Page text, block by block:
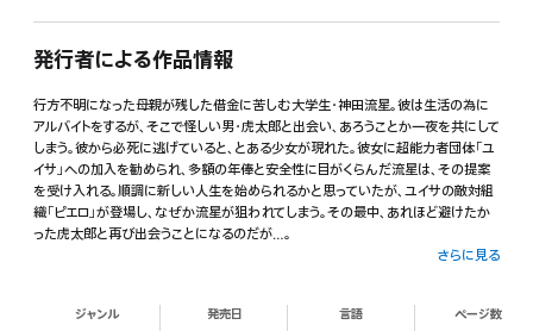
発行者による作品情報
行方不明になった母親が残した借金に苦しむ大学生・神田流星。彼は生活の為に
アルバイトをするが、そこで怪しい男・虎太郎と出会い、あろうことか一夜を共にして
しまう。彼から必死に逃げていると、とある少女が現れた。彼女に超能力者団体「ユ
イサ」への加入を勧められ、多額の年俸と安全性に目がくらんだ流星は、その提案
を受け入れる。順調に新しい人生を始められるかと思っていたが、ユイサの敵対組
織「ピエロ」が登場し、なぜか流星が狙われてしまう。その最中、あれほど避けたか
った虎太郎と再び出会うことになるのだが…。
さらに見る
ジャンル 発売日 言語 ページ数